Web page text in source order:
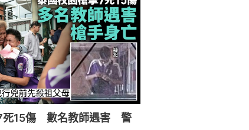
死15傷 數名教師遇害 警